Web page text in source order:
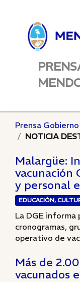
Prensa
NOTICIA
Malargüe:
vacunación
y personal
EDUCACIÓN,
La DGE informa
cronogramas,
operativo de
Más de
vacunados